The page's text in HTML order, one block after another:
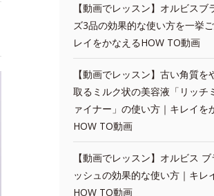
【動画でレッスン】オルビスブ
ズ3品の効果的な使い方を一挙
レイをかなえるHOW TO動画
【動画でレッスン】古い角質を
取るミルク状の美容液「リッチ
ァイナー」の使い方｜キレイを
HOW TO動画
【動画でレッスン】オルビス
ッシュの効果的な使い方｜キレ
HOW TO動画